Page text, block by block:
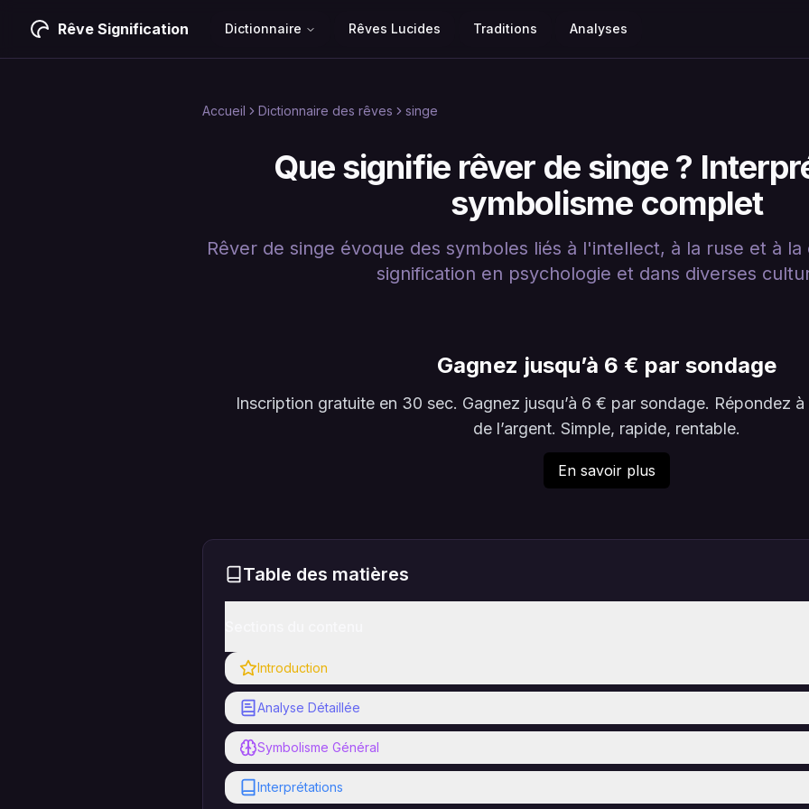
Rêve Signification Dictionnaire Rêves Lucides Traditions Analyses
Accueil Dictionnaire des rêves singe
Que signifie rêver de singe ?
symbolisme complet
Rêver de singe évoque des symboles liés à l'intellect, à la ruse et à
signification en psychologie et dans diverses
Gagnez jusqu’à 6 € par sondage
Inscription gratuite en 30 sec. Gagnez jusqu’à 6 € par sondage. Répondez
de l’argent. Simple, rapide, rentable.
En savoir plus
Table des matières
Introduction
Analyse Détaillée
Symbolisme Général
Interprétations